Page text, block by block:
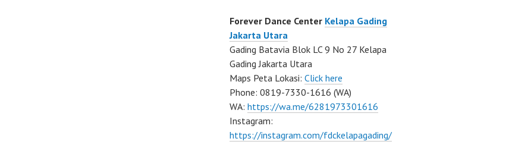
Forever Dance Center Kelapa Gading
Jakarta Utara
Gading Batavia Blok LC 9 No 27 Kelapa
Gading Jakarta Utara
Maps Peta Lokasi: Click here
Phone: 0819-7330-1616 (WA)
WA: https://wa.me/6281973301616
Instagram:
https://instagram.com/fdckelapagading/